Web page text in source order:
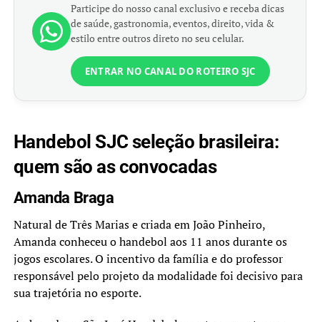
Participe do nosso canal exclusivo e receba dicas
de saúde, gastronomia, eventos, direito, vida &
estilo entre outros direto no seu celular.
ENTRAR NO CANAL DO ROTEIRO SJC
Handebol SJC seleção brasileira:
quem são as convocadas
Amanda Braga
Natural de Três Marias e criada em João Pinheiro,
Amanda conheceu o handebol aos 11 anos durante os
jogos escolares. O incentivo da família e do professor
responsável pelo projeto da modalidade foi decisivo para
sua trajetória no esporte.